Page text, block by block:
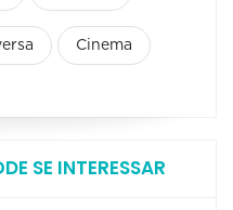
Cinema
SE INTERESSAR